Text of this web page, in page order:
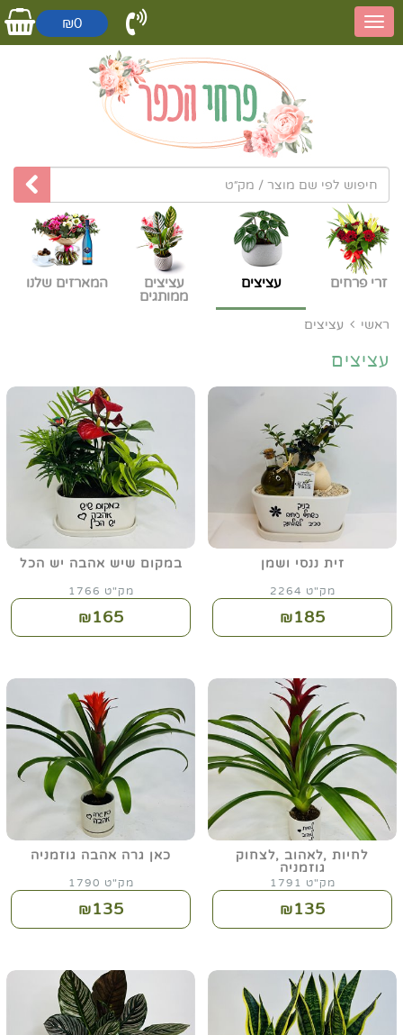
₪0
זרי פרחים עציצים
עציצים
ממותגים
המארזים שלנו
ראשי עציצים
עציצים
זית ננסי ושמן
מק"ט 2264
₪185
במקום שיש אהבה יש הכל
מק"ט 1766
₪165
לחיות ,לאהוב ,לצחוק
גוזמניה
מק"ט 1791
₪135
כאן גרה אהבה גוזמניה
מק"ט 1790
₪135